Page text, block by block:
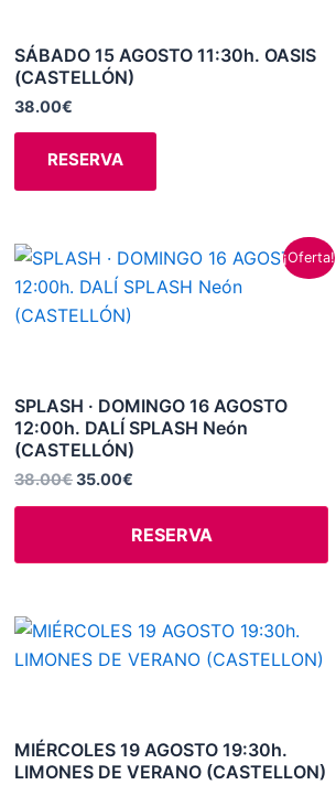
SÁBADO 15 AGOSTO 11:30h. OASIS
(CASTELLÓN)
38.00€
RESERVA
variantes.
se
elegir
la
página
¡Oferta!
SPLASH · DOMINGO 16 AGOSTO
12:00h. DALÍ SPLASH Neón
(CASTELLÓN)
38.00€
El
precio
original
era:
35.00€
El
actual
RESERVA
MIÉRCOLES 19 AGOSTO 19:30h.
LIMONES DE VERANO (CASTELLON)
Este
producto
variantes.
Las